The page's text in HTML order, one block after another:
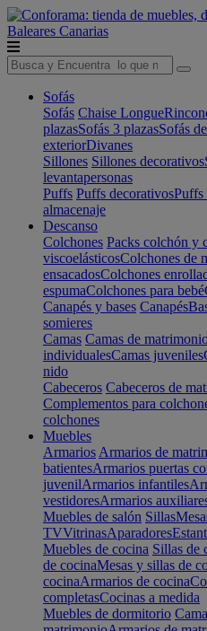
Baleares Canarias
Sofás
Sofás Chaise Longue
plazasSofás 3 plazasSofás
exteriorDivanes
Sillones Sillones decorativos
levantapersonas
Puffs Puffs decorativosPuffs
almacenaje
Descanso
Colchones Packs colchón y
viscoelásticosColchones de
ensacadosColchones
espumaColchones para bebé
Canapés y bases Canapés
somieres
Camas Camas de
individualesCamas juveniles
nido
Cabeceros Cabeceros de
Complementos para
colchones
Muebles
Armarios Armarios de
batientesArmarios puertas
juvenilArmarios infantiles
vestidoresArmarios
Muebles de salón Sillas
TVVitrinasAparadores
Muebles de cocina Sillas de
de cocinaMesas y sillas de
cocinaArmarios de cocina
completasCocinas a medida
Muebles de dormitorio